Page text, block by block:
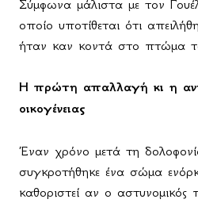
Σύμφωνα μάλιστα με τον
οποίο υποτίθεται ότι
ήταν καν κοντά στο πτώμα
Η πρώτη απαλλαγή κι η
οικογένειας
Έναν χρόνο μετά τη
συγκροτήθηκε ένα σώμα
καθοριστεί αν ο